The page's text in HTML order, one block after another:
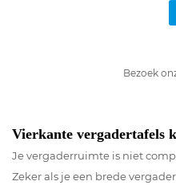
Bezoek
Vierkante vergadertafels
Je vergaderruimte is niet
Zeker als je een brede